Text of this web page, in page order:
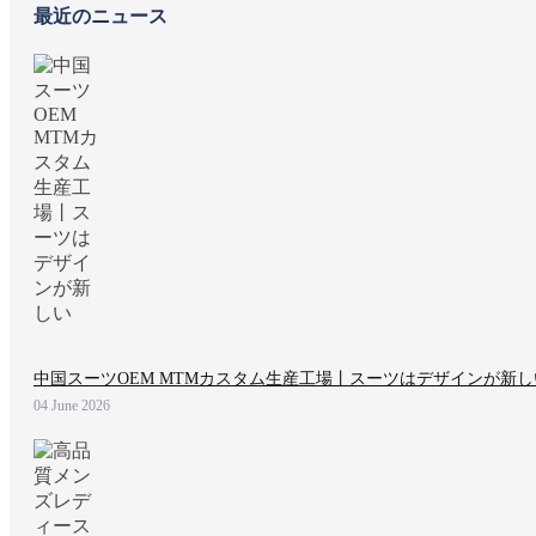
最近のニュース
中国スーツOEM MTMカスタム生産工場丨スーツはデザインが新
04 June 2026